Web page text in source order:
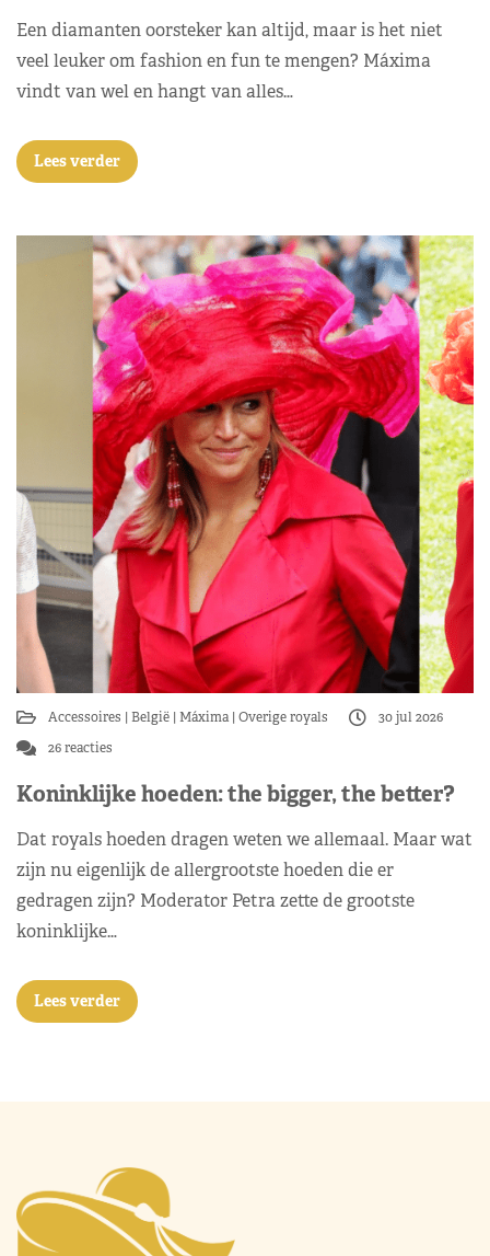
Een diamanten oorsteker kan altijd, maar is het niet
veel leuker om fashion en fun te mengen? Máxima
vindt van wel en hangt van alles…
Lees verder
Accessoires België Máxima Overige royals
30 jul 2026
26 reacties
Koninklijke hoeden: the bigger, the better?
Dat royals hoeden dragen weten we allemaal. Maar wat
zijn nu eigenlijk de allergrootste hoeden die er
gedragen zijn? Moderator Petra zette de grootste
koninklijke…
Lees verder